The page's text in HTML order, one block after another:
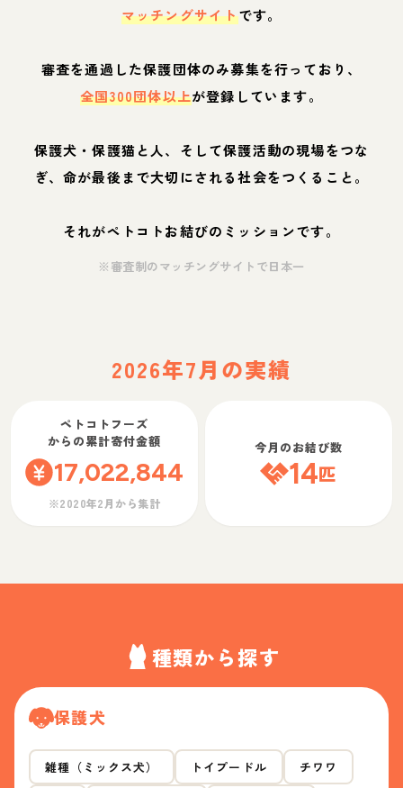
マッチングサイトです。
審査を通過した保護団体のみ募集を行っており、
全国300団体以上が登録しています。
保護犬・保護猫と人、そして保護活動の現場をつな
ぎ、命が最後まで大切にされる社会をつくること。
それがペトコトお結びのミッションです。
※審査制のマッチングサイトで日本一
2026年7月の実績
ペトコトフーズ
からの累計寄付金額
17,022,844
※2020年2月から集計
今月のお結び数
14匹
種類から探す
保護犬
雑種（ミックス犬） トイプードル チワワ